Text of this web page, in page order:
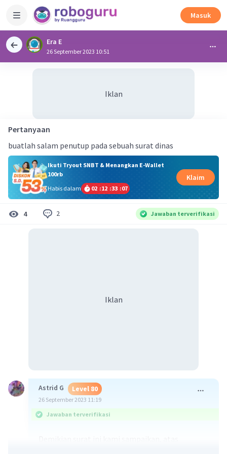
Masuk
Era E
26 September 2023 10:51
Iklan
Pertanyaan
buatlah salam penutup pada sebuah surat dinas
Ikuti Tryout SNBT & Menangkan E-Wallet
100rb
Habis dalam
02 :12 :33 :07
Klaim
4 2 Jawaban terverifikasi
Iklan
Astrid G Level 80
26 September 2023 11:19
Jawaban terverifikasi